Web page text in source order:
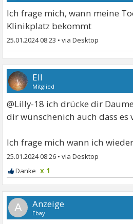
Ich frage mich, wann meine
Klinikplatz bekommt
25.01.2024 08:23 •
Ell
Mitglied
@Lilly-18 ich drücke dir
dir wünschenich auch dass es
Ich frage mich wann ich
25.01.2024 08:26 •
x 1
A